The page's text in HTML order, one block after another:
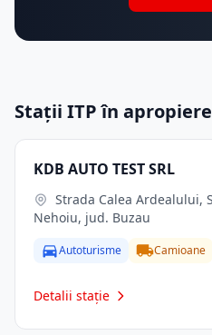
Stații ITP în apropiere
KDB AUTO TEST SRL
Nehoiu, jud. Buzau
Autoturisme Camioane
Detalii stație